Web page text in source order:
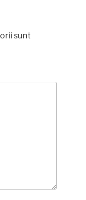
sunt